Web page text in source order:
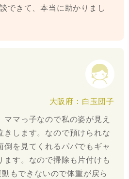
できて、本当に助かりまし
大阪府：白玉団子
マっ子なので私の姿が見え
きします。なので預けられな
倒を見てくれるパパでもギャ
ます。なので掃除も片付けも
動もできないので体重が戻ら